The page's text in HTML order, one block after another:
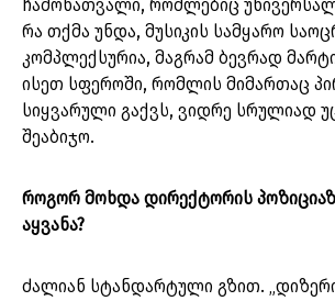
ჩამონათვალი, რომლებიც
რა თქმა უნდა, მუსიკის სამყარო
კომპლექსურია, მაგრამ ბევრად
ისეთ სფეროში, რომლის მიმართაც
სიყვარული გაქვს, ვიდრე სრულიად
შეაბიჯო.
როგორ მოხდა დირექტორის
აყვანა?
ძალიან სტანდარტული გზით.